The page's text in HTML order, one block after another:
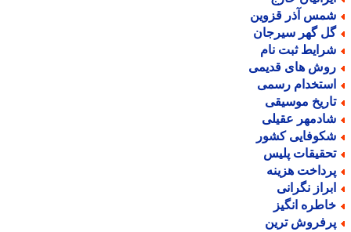
آذر قزوین
گهر سیرجان
ثبت نام
های قدیمی
رسمی
موسیقی
عقیلی
کشور
پلیس
هزینه
نگرانی
انگیز
ترین